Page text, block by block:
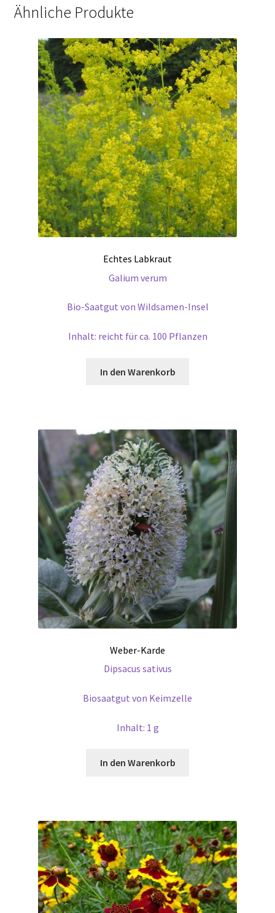
Ähnliche Produkte
Echtes Labkraut
Galium verum
Bio-Saatgut von Wildsamen-Insel
Inhalt: reicht für ca. 100 Pflanzen
In den Warenkorb
Weber-Karde
Dipsacus sativus
Biosaatgut von Keimzelle
Inhalt: 1 g
In den Warenkorb